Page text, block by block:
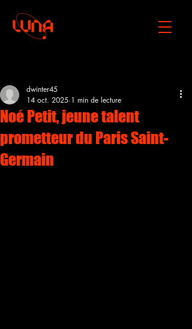
Noé Petit, jeune talent
prometteur du Paris Saint-
Germain
dwinter45
14 oct. 2025 1 min de lecture